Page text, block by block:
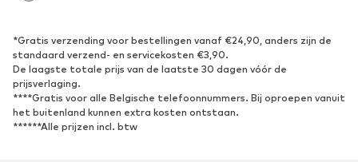
Sportkleding
Sporten
Sportschoenen
Sport Accessoires
Sportuitrusting
Fanzone
*Gratis verzending voor bestellingen vanaf €24,90, anders zijn de
standaard verzend- en servicekosten €3,90.
De laagste totale prijs van de laatste 30 dagen vóór de
prijsverlaging.
****Gratis voor alle Belgische telefoonnummers. Bij oproepen vanuit
het buitenland kunnen extra kosten ontstaan.
******Alle prijzen incl. btw